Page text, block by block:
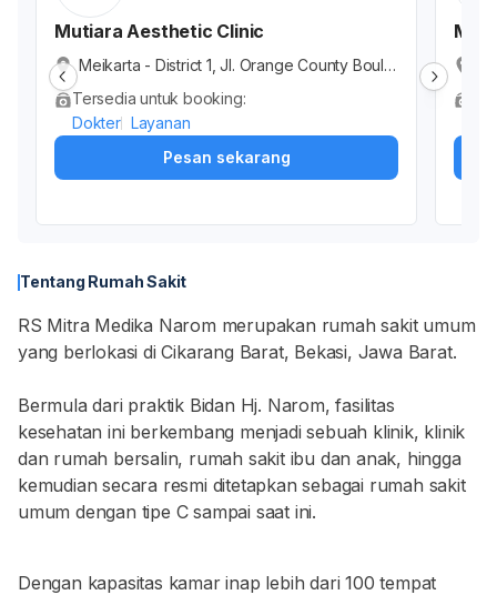
Mutiara Aesthetic Clinic
Meikarta - District 1, Jl. Orange County Boule
vard, Cibatu, Kabupaten Bekasi, Jawa Barat,
Indonesia
Tersedia untuk booking:
Dokter Layanan
Pesan sekarang
Tentang Rumah Sakit
RS Mitra Medika Narom merupakan rumah sakit umum
yang berlokasi di Cikarang Barat, Bekasi, Jawa Barat.
Bermula dari praktik Bidan Hj. Narom, fasilitas
kesehatan ini berkembang menjadi sebuah klinik, klinik
dan rumah bersalin, rumah sakit ibu dan anak, hingga
kemudian secara resmi ditetapkan sebagai rumah sakit
umum dengan tipe C sampai saat ini.
Dengan kapasitas kamar inap lebih dari 100 tempat